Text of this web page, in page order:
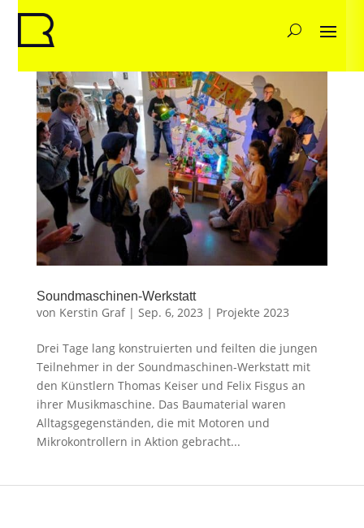
Soundmaschinen-Werkstatt
von Kerstin Graf| Sep. 6, 2023 | Projekte 2023
Drei Tage lang konstruierten und feilten die jungen
Teilnehmer in der Soundmaschinen-Werkstatt mit
den Künstlern Thomas Keiser und Felix Fisgus an
ihrer Musikmaschine. Das Baumaterial waren
Alltagsgegenständen, die mit Motoren und
Mikrokontrollern in Aktion gebracht...